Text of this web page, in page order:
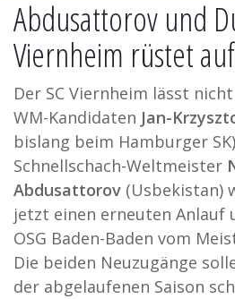
Abdusattorov und
Viernheim rüstet auf
Der SC Viernheim lässt
WM-Kandidaten Jan-
bislang beim Hamburger
Schnellschach-Weltmeister
Abdusattorov (Usbekistan)
jetzt einen erneuten Anlauf
OSG Baden-Baden vom
Die beiden Neuzugänge
der abgelaufenen Saison